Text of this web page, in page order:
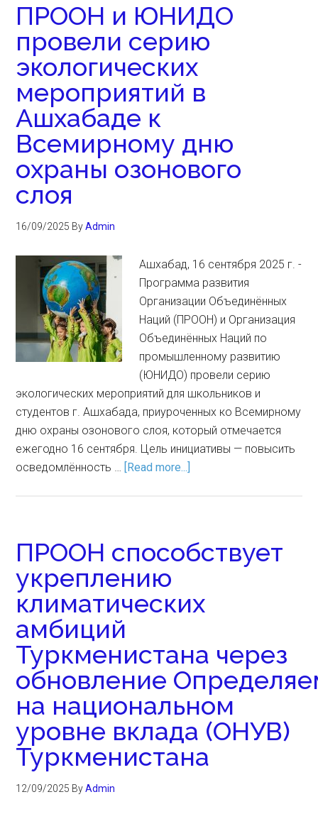
ПРООН и ЮНИДО
провели серию
экологических
мероприятий в
Ашхабаде к
Всемирному дню
охраны озонового
слоя
16/09/2025 ByAdmin
Ашхабад, 16 сентября 2025 г. -
Программа развития
Организации Объединённых
Наций (ПРООН) и Организация
Объединённых Наций по
промышленному развитию
(ЮНИДО) провели серию
экологических мероприятий для школьников и
студентов г. Ашхабада, приуроченных ко Всемирному
дню охраны озонового слоя, который отмечается
ежегодно 16 сентября. Цель инициативы — повысить
осведомлённость … [Read more...]
ПРООН способствует
укреплению
климатических
амбиций
Туркменистана через
обновление
на национальном
уровне вклада (ОНУВ)
Туркменистана
12/09/2025 ByAdmin